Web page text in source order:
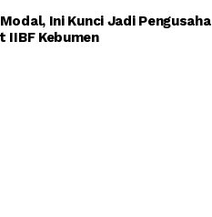
Ini Kunci Jadi Pengusaha
IIBF Kebumen